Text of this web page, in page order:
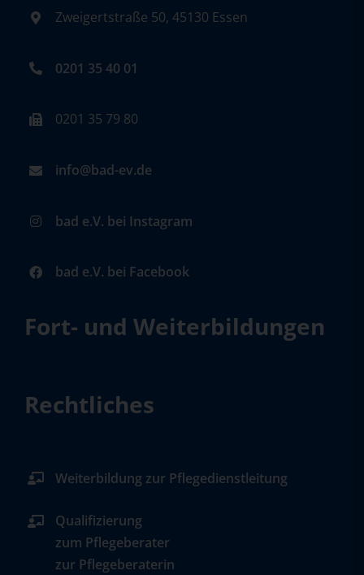
Zweigertstraße 50, 45130 Essen
0201 35 40 01
0201 35 79 80
info@bad-ev.de
bad e.V. bei Instagram
bad e.V. bei Facebook
Fort- und Weiterbildungen
Rechtliches
Weiterbildung zur Pflegedienstleitung
Qualifizierung
zum Pflegeberater
zur Pflegeberaterin